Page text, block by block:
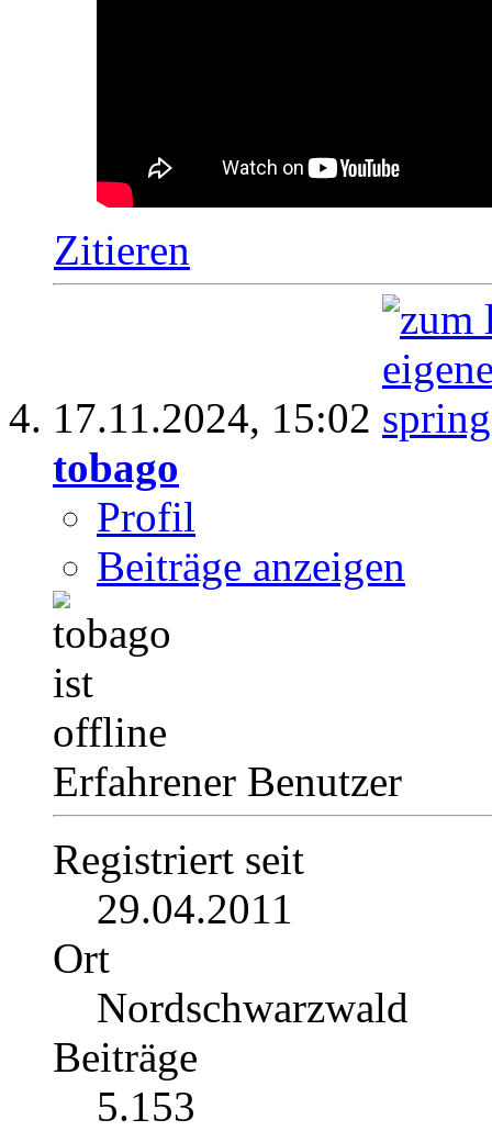
Zitieren
17.11.2024, 15:02
tobago
Profil
Beiträge anzeigen
Erfahrener Benutzer
Registriert seit
29.04.2011
Ort
Nordschwarzwald
Beiträge
5.153